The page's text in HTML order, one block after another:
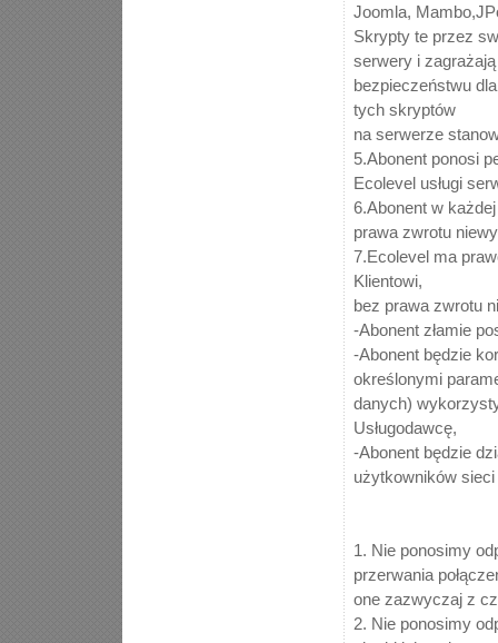
Joomla,
Skrypty te przez
serwery i zagrażają
bezpieczeństwu
tych skryptów
na serwerze
5.Abonent ponosi
Ecolevel usługi
6.Abonent w
prawa zwrotu
7.Ecolevel ma
Klientowi,
bez prawa zwrotu
-Abonent złamie
-Abonent będzie
określonymi
danych)
Usługodawcę,
-Abonent będzie
użytkowników sieci
1. Nie ponosimy
przerwania
one zazwyczaj z
2. Nie ponosimy